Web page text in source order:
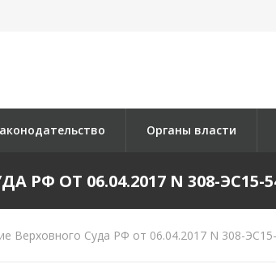
Органы власти
ОТ 06.04.2017 N 308-ЭС15-
Верховного Суда РФ от 06.04.2017 N 308-